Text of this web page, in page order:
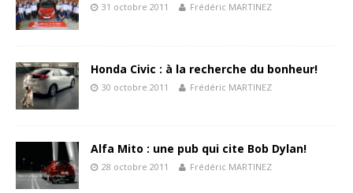
31 octobre 2011 Frédéric MARTINEZ
Honda Civic : à la recherche du bonheur!
30 octobre 2011 Frédéric MARTINEZ
Alfa Mito : une pub qui cite Bob Dylan!
28 octobre 2011 Frédéric MARTINEZ